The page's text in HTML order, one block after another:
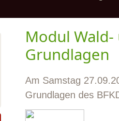
Modul
Grundlagen
Am Samstag
Grundlagen des